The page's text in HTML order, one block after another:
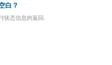
白？
状态信息的返回.